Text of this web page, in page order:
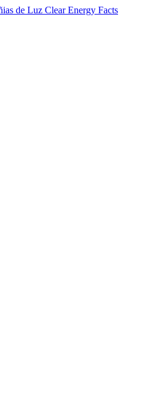
Clear Energy Facts